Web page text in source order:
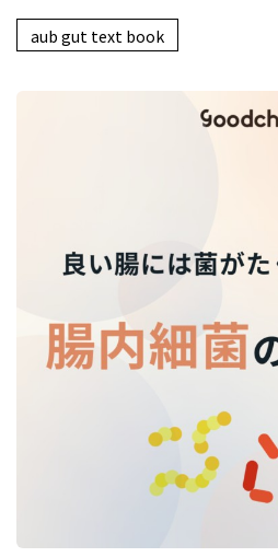
aub gut text book